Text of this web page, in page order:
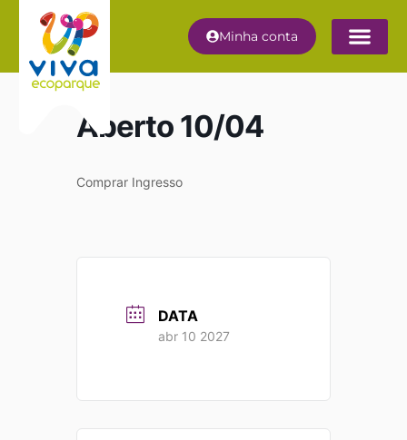
Minha conta
Aberto 10/04
Comprar Ingresso
DATA
abr 10 2027